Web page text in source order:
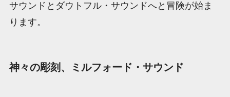
サウンドとダウトフル・サウンドへと冒険が始ま
ります。
神々の彫刻、ミルフォード・サウンド